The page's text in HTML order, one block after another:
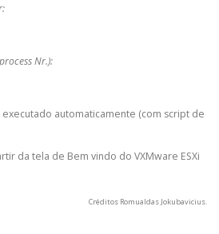
Nr.):
automaticamente (com script de
da tela de Bem vindo do VXMware ESXi
Créditos Romualdas Jokubavicius